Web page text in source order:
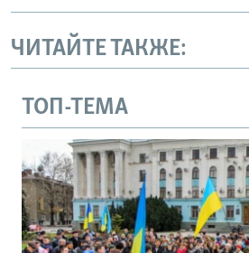
ЧИТАЙТЕ ТАКЖЕ:
ТОП-ТЕМА